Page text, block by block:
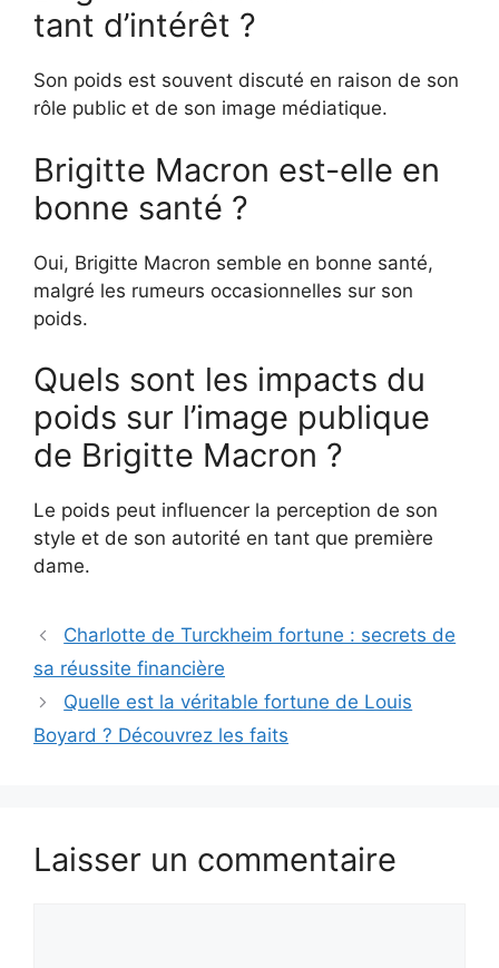
tant d’intérêt ?
Son poids est souvent discuté en raison de son
rôle public et de son image médiatique.
Brigitte Macron est-elle en
bonne santé ?
Oui, Brigitte Macron semble en bonne santé,
malgré les rumeurs occasionnelles sur son
poids.
Quels sont les impacts du
poids sur l’image publique
de Brigitte Macron ?
Le poids peut influencer la perception de son
style et de son autorité en tant que première
dame.
Charlotte de Turckheim fortune : secrets de
sa réussite financière
Quelle est la véritable fortune de Louis
Boyard ? Découvrez les faits
Laisser un commentaire